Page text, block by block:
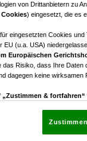
Alland nahe
€ 175.000,00
Kaufpreis
von Drittanbietern zu
) eingesetzt, die es
eingesetzten Cookies
EU (u.a. USA)
Europäischen
das Risiko, dass Ihre
dagegen keine wirksamen
„Zustimmen &
die sich auf jeder Seite